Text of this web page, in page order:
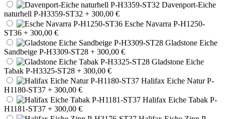
Davenport-Eiche
naturhell P-H3359-ST32 + 300,00 €
Esche Navarra P-H1250-
ST36 + 300,00 €
Gladstone Eiche
Sandbeige P-H3309-ST28 + 300,00 €
Gladstone Eiche
Tabak P-H3325-ST28 + 300,00 €
Halifax Eiche Natur P-
H1180-ST37 + 300,00 €
Halifax Eiche Tabak P-
H1181-ST37 + 300,00 €